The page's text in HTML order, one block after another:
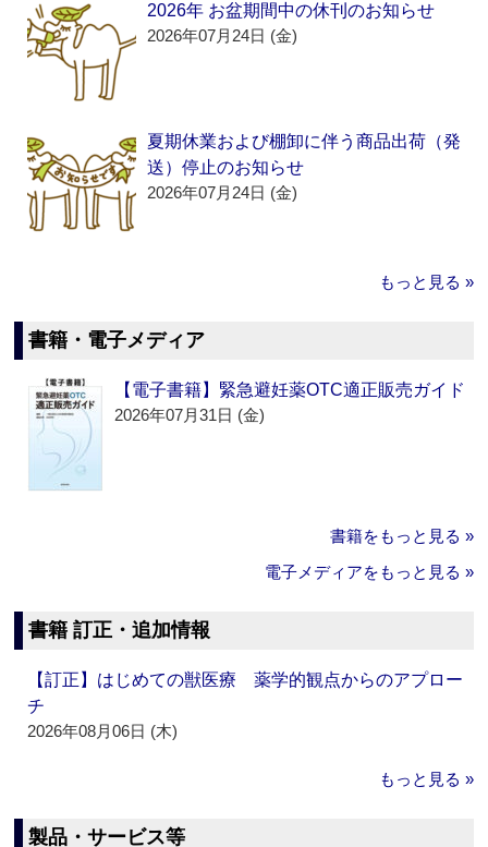
2026年 お盆期間中の休刊のお知らせ
2026年07月24日 (金)
夏期休業および棚卸に伴う商品出荷（発
送）停止のお知らせ
2026年07月24日 (金)
もっと見る »
書籍・電子メディア
【電子書籍】緊急避妊薬OTC適正販売ガイド
2026年07月31日 (金)
書籍をもっと見る »
電子メディアをもっと見る »
書籍 訂正・追加情報
【訂正】はじめての獣医療 薬学的観点からのアプロー
チ
2026年08月06日 (木)
もっと見る »
製品・サービス等